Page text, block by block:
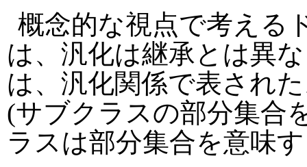
概念的な視点で考える
は、汎化は継承とは異
は、汎化関係で表され
(サブクラスの部分集合
ラスは部分集合を意味